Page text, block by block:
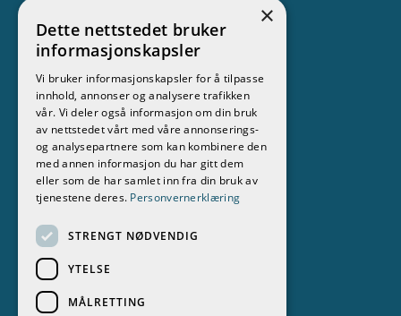
Nyhetsbrev
Meld deg på vårt nyhetsbrev
Følg oss
×
Dette nettstedet bruker
informasjonskapsler
Vi bruker informasjonskapsler for å tilpasse
innhold, annonser og analysere trafikken
vår. Vi deler også informasjon om din bruk
av nettstedet vårt med våre annonserings-
og analysepartnere som kan kombinere den
med annen informasjon du har gitt dem
eller som de har samlet inn fra din bruk av
tjenestene deres. Personvernerklæring
STRENGT NØDVENDIG
YTELSE
MÅLRETTING